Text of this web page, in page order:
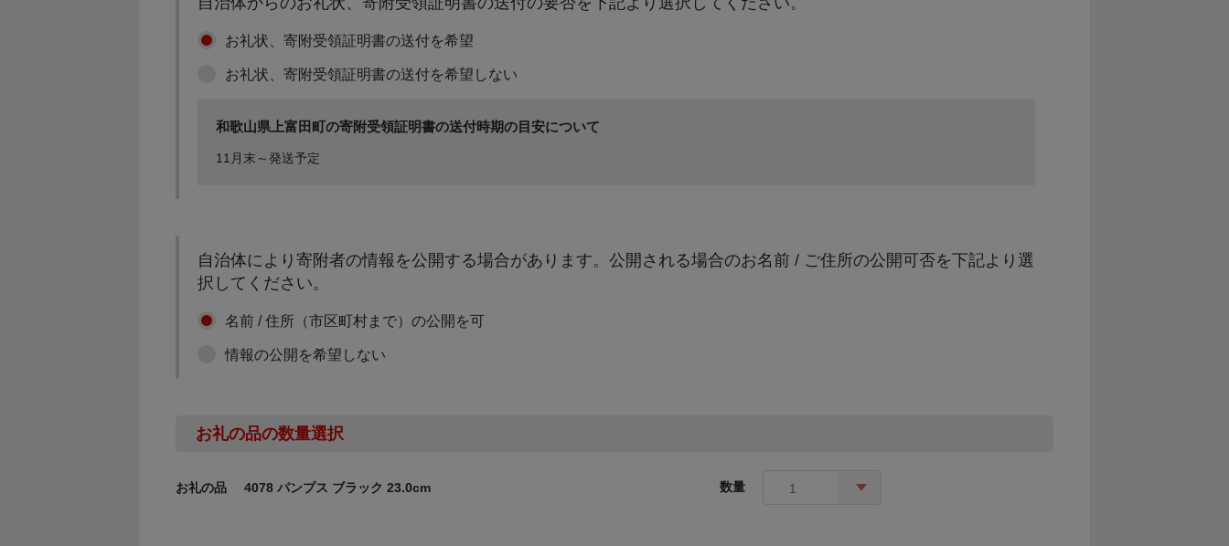
町政全般に係る事業で、町長が特に必要と認めるもの
お礼状、寄附受領証明書の送付を希望
お礼状、寄附受領証明書の送付を希望しない
和歌山県上富田町の寄附受領証明書の送付時期の目安について
11月末～発送予定
自治体により寄附者の情報を公開する場合があります。公開される場合のお名前 / ご住所の公開可否を下記より選
択してください。
名前 / 住所（市区町村まで）の公開を可
情報の公開を希望しない
お礼の品の数量選択
お礼の品 4078 パンプス ブラック 23.0cm 数量 1